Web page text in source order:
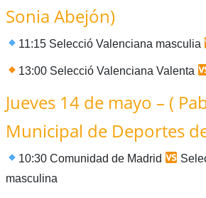
Sonia Abejón)
11:15 Selecció Valenciana masculia
13:00 Selecció Valenciana Valenta
Jueves 14 de mayo – (
Municipal de Deportes
10:30 Comunidad de Madrid
masculina